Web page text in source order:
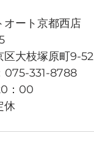
オート京都西店
区大枝塚原町9-52
075-331-8788
：00
休